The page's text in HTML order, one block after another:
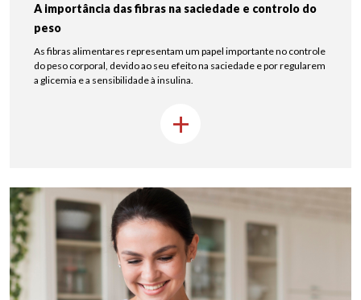
A importância das fibras na saciedade e controlo do
peso
As fibras alimentares representam um papel importante no controle
do peso corporal, devido ao seu efeito na saciedade e por regularem
a glicemia e a sensibilidade à insulina.
+